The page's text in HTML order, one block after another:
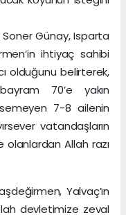
Günay, Isparta
ihtiyaç sahibi
olduğunu belirterek,
70’e yakın
7-8 ailenin
vatandaşların
olanlardan Allah razı
Yalvaç’ın
devletimize zeval